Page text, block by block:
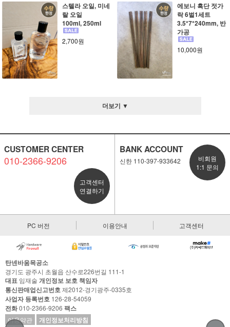
스텔라 오일, 미네
랄 오일
100ml, 250ml
2,700원
에보니 흑단 젓가
락 6벌1세트
3.5*7*240mm, 반
가공
10,000원
더보기 ▼
CUSTOMER CENTER
010-2366-9206
고객센터
연결하기
BANK ACCOUNT
신한 110-397-933642
비회원
1:1 문의
PC 버전 이용안내 고객센터
탄넨바움목공소
경기도 광주시 초월읍 산수로226번길 111-1
대표 임재술 개인정보 보호 책임자
통신판매업신고번호제2012-경기광주-0335호
사업자 등록번호 126-28-54059
전화010-2366-9206 팩스
이용약관 개인정보처리방침